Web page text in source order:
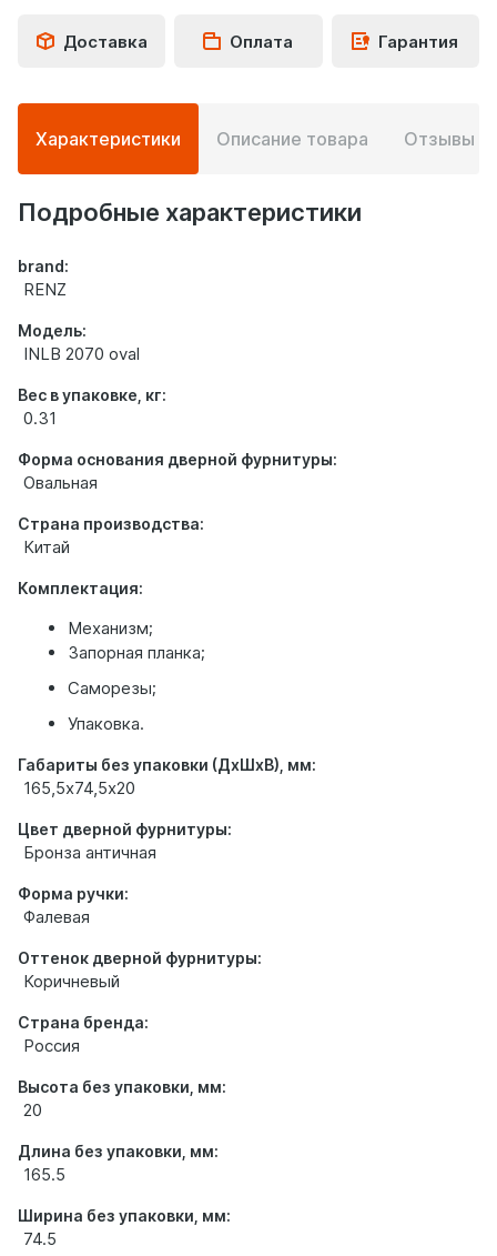
Доставка Оплата Гарантия
Подробная
информация
о
товаре
Характеристики Описание товара Отзывы
Подробные характеристики
brand:
RENZ
Модель:
INLB 2070 oval
Вес в упаковке, кг:
0.31
Форма основания дверной фурнитуры:
Овальная
Страна производства:
Китай
Комплектация:
Механизм;
Запорная планка;
Саморезы;
Упаковка.
Габариты без упаковки (ДхШхВ), мм:
165,5х74,5х20
Цвет дверной фурнитуры:
Бронза античная
Форма ручки:
Фалевая
Оттенок дверной фурнитуры:
Коричневый
Страна бренда:
Россия
Высота без упаковки, мм:
20
Длина без упаковки, мм:
165.5
Ширина без упаковки, мм:
74.5